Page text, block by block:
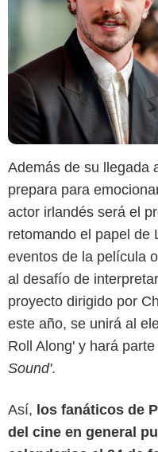
Además de su llegada
prepara para
actor irlandés será el
retomando el papel de
eventos de la película
al desafío de
proyecto dirigido por
este año, se unirá al
Roll Along' y hará
Sound'.
Así, los fanáticos de
del cine en general